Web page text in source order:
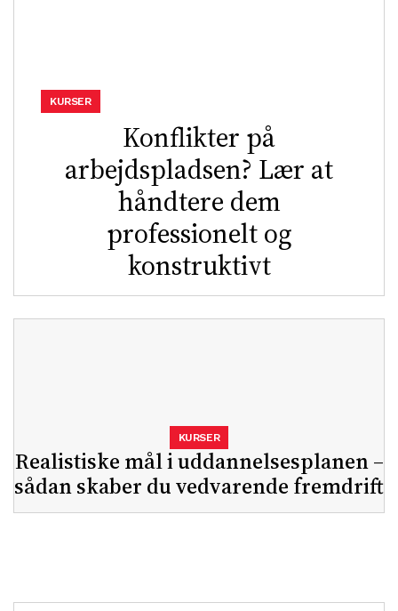
Konflikter på
arbejdspladsen? Lær at
håndtere dem
professionelt og
konstruktivt
KURSER
Realistiske mål i uddannelsesplanen –
sådan skaber du vedvarende fremdrift
KURSER